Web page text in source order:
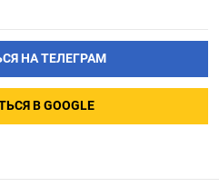
НА ТЕЛЕГРАМ
В GOOGLE